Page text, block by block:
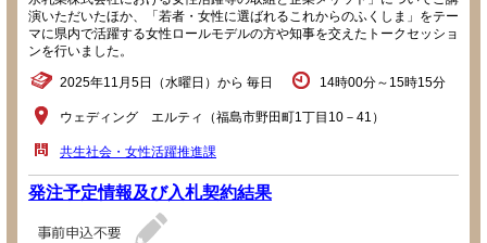
演いただいたほか、「若者・女性に選ばれるこれからのふくしま」をテー
マに県内で活躍する女性ロールモデルの方や知事を交えたトークセッショ
ンを行いました。
2025年11月5日（水曜日）から 毎日 14時00分～15時15分
ウェディング エルティ（福島市野田町1丁目10－41）
共生社会・女性活躍推進課
発注予定情報及び入札契約結果